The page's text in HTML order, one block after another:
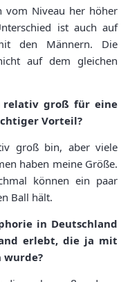
vom Niveau her höher
ist auch auf
den Männern. Die
auf dem gleichen
relativ groß für eine
Vorteil?
groß bin, aber viele
haben meine Größe.
können ein paar
Ball hält.
in Deutschland
erlebt, die ja mit
wurde?